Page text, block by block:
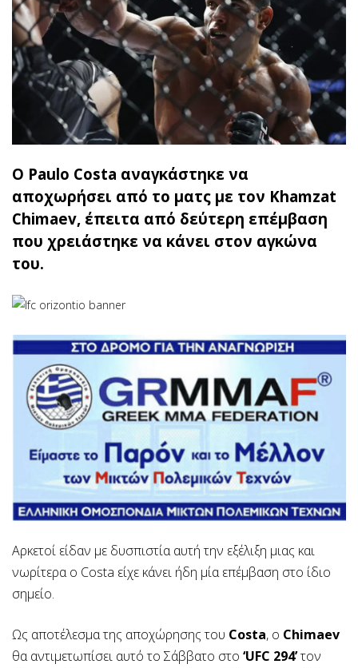
Ο Paulo Costa αναγκάστηκε να
αποχωρήσει από το ματς με τον Khamzat
Chimaev, έπειτα από δεύτερη επέμβαση
που χρειάστηκε να κάνει στον αγκώνα
του.
Αρκετοί είδαν με δυσπιστία αυτή την εξέλιξη μιας και
νωρίτερα ο Costa είχε κάνει ήδη μία επέμβαση στο ίδιο
σημείο.
Ως αποτέλεσμα της αποχώρησης του Costa, ο Chimaev
θα αντιμετωπίσει αυτό το Σάββατο στο ‘UFC 294’τον